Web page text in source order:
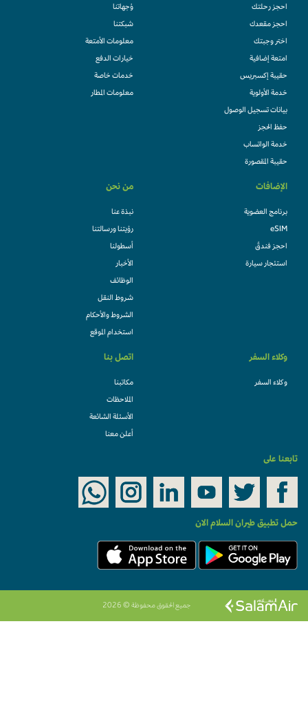
احجز رحلتك
احجز مقعدك
اختر وجبتك
امتعة إضافية
حقيبة إكسبريس
خدمة الأولوية
بيانات تسجيل الوصول
حفظ الحجز
خدمة الواتساب
حقيبة المقصورة
وُجهاتنا
شبكتنا
معلومات الأمتعة
خيارات الدفع
خدمات خاصة
معلومات المطار
الإضافات
برنامج العضوية
eSIM
احجز فندقً
استئجار سيارة
من نحن
نبذة عنا
رؤيتنا ورسالتنا
أسطولنا
الأخبار
الوظائف
شروط النقل
الشروط والأحكام
استخدام الموقع
وكلاء السفر
وكلاء السفر
اتصل بنا
مكاتبنا
الملاحظات
الأسئلة الشائعة
أعلن معنا
تابعنا على
حمل تطبيق طيران السلام الان
جميع الحقوق محفوظة © 2026